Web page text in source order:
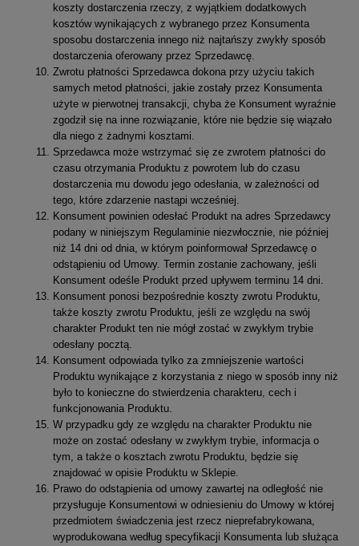
koszty dostarczenia rzeczy, z wyjątkiem dodatkowych
kosztów wynikających z wybranego przez Konsumenta
sposobu dostarczenia innego niż najtańszy zwykły sposób
dostarczenia oferowany przez Sprzedawcę.
Zwrotu płatności Sprzedawca dokona przy użyciu takich
samych metod płatności, jakie zostały przez Konsumenta
użyte w pierwotnej transakcji, chyba że Konsument wyraźnie
zgodził się na inne rozwiązanie, które nie będzie się wiązało
dla niego z żadnymi kosztami.
Sprzedawca może wstrzymać się ze zwrotem płatności do
czasu otrzymania Produktu z powrotem lub do czasu
dostarczenia mu dowodu jego odesłania, w zależności od
tego, które zdarzenie nastąpi wcześniej.
Konsument powinien odesłać Produkt na adres Sprzedawcy
podany w niniejszym Regulaminie niezwłocznie, nie później
niż 14 dni od dnia, w którym poinformował Sprzedawcę o
odstąpieniu od Umowy. Termin zostanie zachowany, jeśli
Konsument odeśle Produkt przed upływem terminu 14 dni.
Konsument ponosi bezpośrednie koszty zwrotu Produktu,
także koszty zwrotu Produktu, jeśli ze względu na swój
charakter Produkt ten nie mógł zostać w zwykłym trybie
odesłany pocztą.
Konsument odpowiada tylko za zmniejszenie wartości
Produktu wynikające z korzystania z niego w sposób inny niż
było to konieczne do stwierdzenia charakteru, cech i
funkcjonowania Produktu.
W przypadku gdy ze względu na charakter Produktu nie
może on zostać odesłany w zwykłym trybie, informacja o
tym, a także o kosztach zwrotu Produktu, będzie się
znajdować w opisie Produktu w Sklepie.
Prawo do odstąpienia od umowy zawartej na odległość nie
przysługuje Konsumentowi w odniesieniu do Umowy w której
przedmiotem świadczenia jest rzecz nieprefabrykowana,
wyprodukowana według specyfikacji Konsumenta lub służąca